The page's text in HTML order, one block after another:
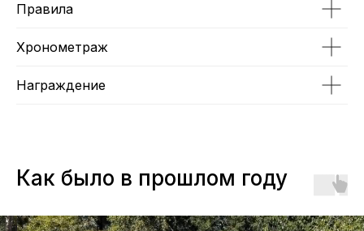
Правила
Хронометраж
Награждение
Как было в прошлом году